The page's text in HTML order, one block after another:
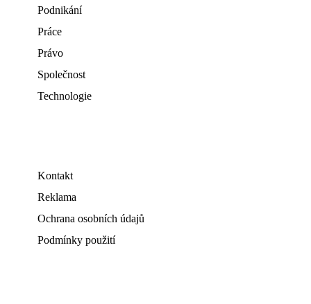
Podnikání
Práce
Právo
Společnost
Technologie
Kontakt
Reklama
Ochrana osobních údajů
Podmínky použití